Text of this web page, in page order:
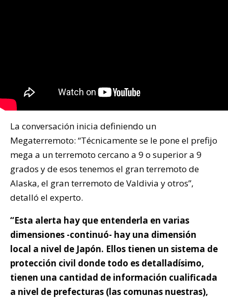
La conversación inicia definiendo un
Megaterremoto: “Técnicamente se le pone el prefijo
mega a un terremoto cercano a 9 o superior a 9
grados y de esos tenemos el gran terremoto de
Alaska, el gran terremoto de Valdivia y otros”,
detalló el experto.
“Esta alerta hay que entenderla en varias
dimensiones -continuó- hay una dimensión
local a nivel de Japón. Ellos tienen un sistema de
protección civil donde todo es detalladísimo,
tienen una cantidad de información cualificada
a nivel de prefecturas (las comunas nuestras),